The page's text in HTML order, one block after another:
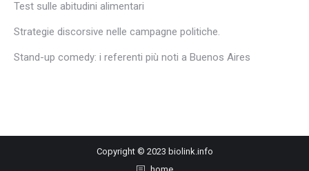
Test sulle abitudini alimentari
Strategie discorsive nelle campagne politiche.
Stand-up comedy: i referenti più noti a Buenos Aires
Copyright © 2023 biolink.info